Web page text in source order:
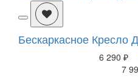
Бескаркасное Кресло
6 290 ₽
7